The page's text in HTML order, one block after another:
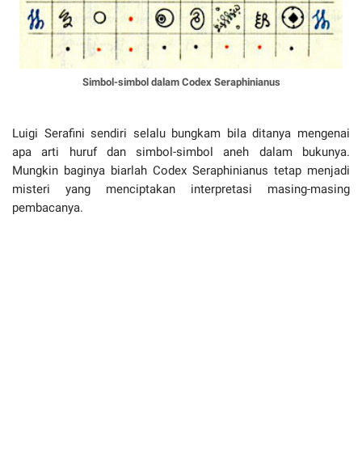
Simbol-simbol dalam Codex Seraphinianus
Luigi Serafini sendiri selalu bungkam bila ditanya mengenai
apa arti huruf dan simbol-simbol aneh dalam bukunya.
Mungkin baginya biarlah Codex Seraphinianus tetap menjadi
misteri yang menciptakan interpretasi masing-masing
pembacanya.